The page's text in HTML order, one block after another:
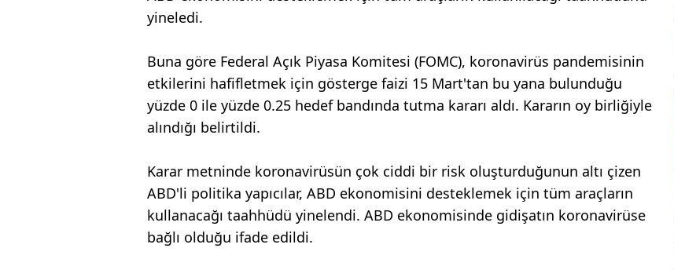
yineledi.
Buna göre Federal Açık Piyasa Komitesi (FOMC), koronavirüs pandemisinin
etkilerini hafifletmek için gösterge faizi 15 Mart'tan bu yana bulunduğu
yüzde 0 ile yüzde 0.25 hedef bandında tutma kararı aldı. Kararın oy birliğiyle
alındığı belirtildi.
Karar metninde koronavirüsün çok ciddi bir risk oluşturduğunun altı çizen
ABD'li politika yapıcılar, ABD ekonomisini desteklemek için tüm araçların
kullanacağı taahhüdü yinelendi. ABD ekonomisinde gidişatın koronavirüse
bağlı olduğu ifade edildi.